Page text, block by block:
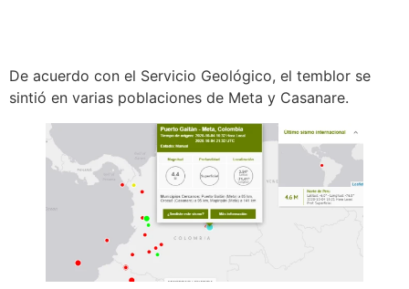
De acuerdo con el Servicio Geológico, el temblor se
sintió en varias poblaciones de Meta y Casanare.